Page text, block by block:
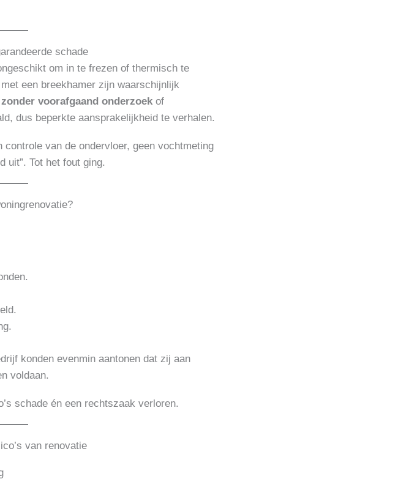
schade
om in te frezen of thermisch te
een breekhamer zijn waarschijnlijk
zonder voorafgaand onderzoek of
dus beperkte aansprakelijkheid te verhalen.
van de ondervloer, geen vochtmeting
uit”. Tot het fout ging.
konden evenmin aantonen dat zij aan
voldaan.
schade én een rechtszaak verloren.